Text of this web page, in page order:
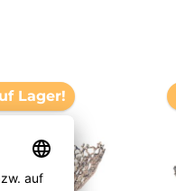
Lager!